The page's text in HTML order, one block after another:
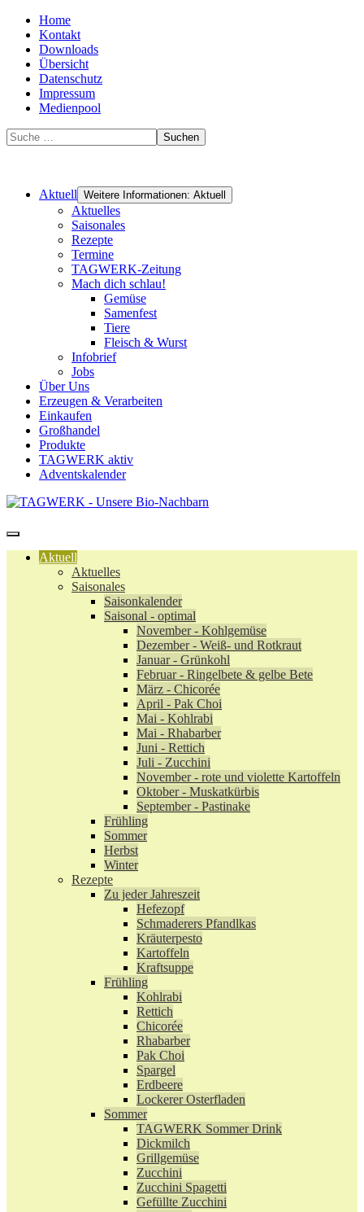
Home
Kontakt
Downloads
Übersicht
Datenschutz
Impressum
Medienpool
Suchen
Aktuell Weitere Informationen: Aktuell
Aktuelles
Saisonales
Rezepte
Termine
TAGWERK-Zeitung
Mach dich schlau!
Gemüse
Samenfest
Tiere
Fleisch & Wurst
Infobrief
Jobs
Über Uns
Erzeugen & Verarbeiten
Einkaufen
Großhandel
Produkte
TAGWERK aktiv
Adventskalender
Aktuell
Aktuelles
Saisonales
Saisonkalender
Saisonal - optimal
November - Kohlgemüse
Dezember - Weiß- und Rotkraut
Januar - Grünkohl
Februar - Ringelbete & gelbe Bete
März - Chicorée
April - Pak Choi
Mai - Kohlrabi
Mai - Rhabarber
Juni - Rettich
Juli - Zucchini
November - rote und violette Kartoffeln
Oktober - Muskatkürbis
September - Pastinake
Frühling
Sommer
Herbst
Winter
Rezepte
Zu jeder Jahreszeit
Hefezopf
Schmaderers Pfandlkas
Kräuterpesto
Kartoffeln
Kraftsuppe
Frühling
Kohlrabi
Rettich
Chicorée
Rhabarber
Pak Choi
Spargel
Erdbeere
Lockerer Osterfladen
Sommer
TAGWERK Sommer Drink
Dickmilch
Grillgemüse
Zucchini
Zucchini Spagetti
Gefüllte Zucchini